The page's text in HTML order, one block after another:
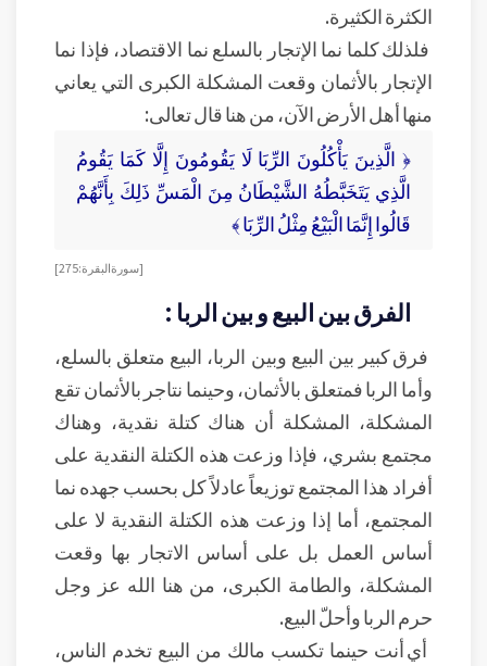
الكثرة الكثيرة.
فلذلك كلما نما الإتجار بالسلع نما الاقتصاد، فإذا نما
الإتجار بالأثمان وقعت المشكلة الكبرى التي يعاني
منها أهل الأرض الآن، من هنا قال تعالى:
﴿ الَّذِينَ يَأْكُلُونَ الرِّبَا لَا يَقُومُونَ إِلَّا كَمَا يَقُومُ
الَّذِي يَتَخَبَّطُهُ الشَّيْطَانُ مِنَ الْمَسِّ ذَلِكَ بِأَنَّهُمْ
قَالُوا إِنَّمَا الْبَيْعُ مِثْلُ الرِّبَا ﴾
[سورة البقرة: 275]
الفرق بين البيع و بين الربا :
فرق كبير بين البيع وبين الربا، البيع متعلق بالسلع،
وأما الربا فمتعلق بالأثمان، وحينما نتاجر بالأثمان تقع
المشكلة، المشكلة أن هناك كتلة نقدية، وهناك
مجتمع بشري، فإذا وزعت هذه الكتلة النقدية على
أفراد هذا المجتمع توزيعاً عادلاً كل بحسب جهده نما
المجتمع، أما إذا وزعت هذه الكتلة النقدية لا على
أساس العمل بل على أساس الاتجار بها وقعت
المشكلة، والطامة الكبرى، من هنا الله عز وجل
حرم الربا وأحلّ البيع.
أي أنت حينما تكسب مالك من البيع تخدم الناس،